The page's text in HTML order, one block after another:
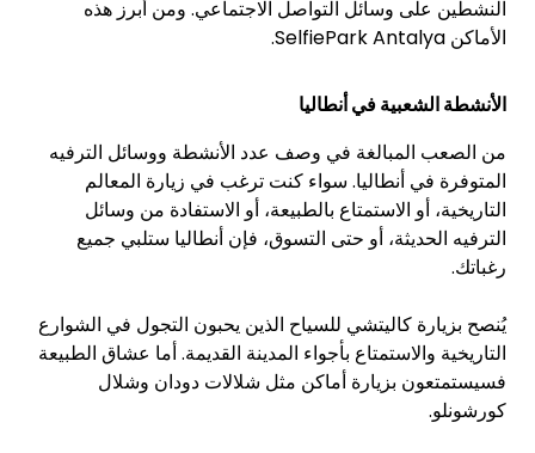
النشطين على وسائل التواصل الاجتماعي. ومن أبرز هذه
الأماكن SelfiePark Antalya.
الأنشطة الشعبية في أنطاليا
من الصعب المبالغة في وصف عدد الأنشطة ووسائل الترفيه
المتوفرة في أنطاليا. سواء كنت ترغب في زيارة المعالم
التاريخية، أو الاستمتاع بالطبيعة، أو الاستفادة من وسائل
الترفيه الحديثة، أو حتى التسوق، فإن أنطاليا ستلبي جميع
رغباتك.
يُنصح بزيارة كاليتشي للسياح الذين يحبون التجول في الشوارع
التاريخية والاستمتاع بأجواء المدينة القديمة. أما عشاق الطبيعة
فسيستمتعون بزيارة أماكن مثل شلالات دودان وشلال
كورشونلو.